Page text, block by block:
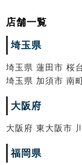
店舗一覧
埼玉県
埼玉県 蓮田市 桜
埼玉県 加須市 南
大阪府
大阪府 東大阪市
福岡県